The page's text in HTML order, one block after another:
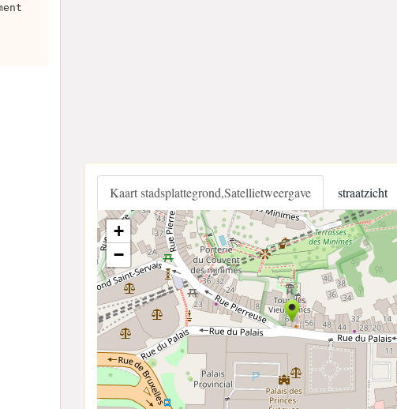
Kaart stadsplattegrond,Satellietweergave straatzicht
+
−